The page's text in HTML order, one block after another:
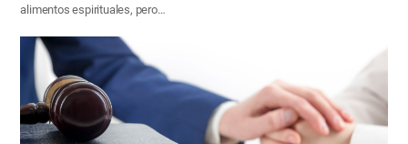
alimentos espirituales, pero…